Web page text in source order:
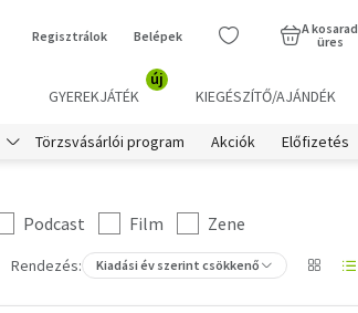
Regisztrálok Belépek
A kosarad
üres
GYEREKJÁTÉK
új
KIEGÉSZÍTŐ/AJÁNDÉK
Törzsvásárlói program Akciók Előfizetés
Podcast Film
Zene
Rendezés: Kiadási év szerint csökkenő